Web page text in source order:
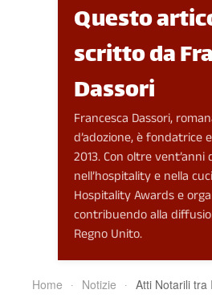
Questo
scritto da
Dassori
Francesca Dassori,
d’adozione, è fondatrice
2013. Con oltre vent’anni
nell’hospitality e nella
Hospitality Awards e
contribuendo alla
Regno Unito.
Home Notizie Atti Notarili tra